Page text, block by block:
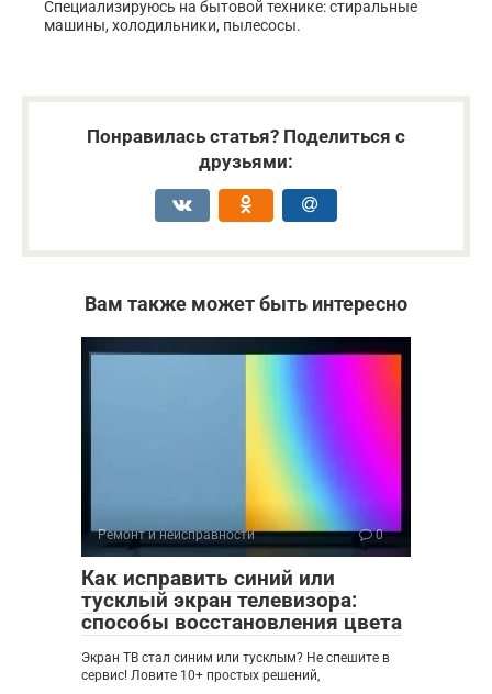
Специализируюсь на бытовой технике: стиральные
машины, холодильники, пылесосы.
Понравилась статья? Поделиться с
друзьями:
Вам также может быть интересно
Ремонт и неисправности 0
Как исправить синий или
тусклый экран телевизора:
способы восстановления цвета
Экран ТВ стал синим или тусклым? Не спешите в
сервис! Ловите 10+ простых решений,